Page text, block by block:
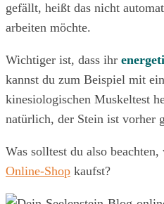
gefällt, heißt das nicht
arbeiten möchte.
Wichtiger ist, dass ihr
kannst du zum Beispiel mit
kinesiologischen Muskeltest
natürlich, der Stein ist vorher
Was solltest du also
Online-Shop kaufst?